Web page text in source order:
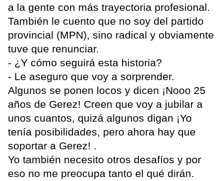
a la gente con más trayectoria profesional.
También le cuento que no soy del partido
provincial (MPN), sino radical y obviamente
tuve que renunciar.
- ¿Y cómo seguirá esta historia?
- Le aseguro que voy a sorprender.
Algunos se ponen locos y dicen ¡Nooo 25
años de Gerez! Creen que voy a jubilar a
unos cuantos, quizá algunos digan ¡Yo
tenía posibilidades, pero ahora hay que
soportar a Gerez! .
Yo también necesito otros desafíos y por
eso no me preocupa tanto el qué dirán.